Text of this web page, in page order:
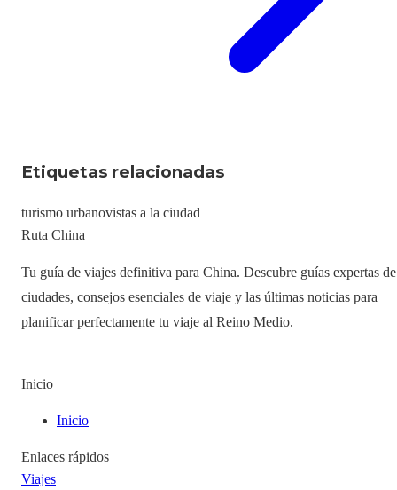
Etiquetas relacionadas
turismo urbanovistas a la ciudad
Ruta China
Tu guía de viajes definitiva para China. Descubre guías expertas de
ciudades, consejos esenciales de viaje y las últimas noticias para
planificar perfectamente tu viaje al Reino Medio.
Inicio
Inicio
Enlaces rápidos
Viajes